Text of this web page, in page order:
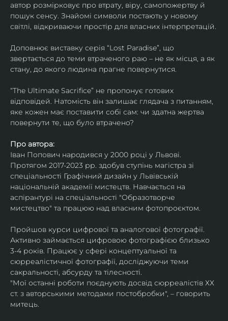
автор розмірковує про втрату, віру, самопожертву й
пошук сенсу. Знайомі символи постають у новому
світлі, відкриваючи простір для власних інтерпретацій.
Доповнює виставку серія “Lost Paradise”, що
звертається до теми втраченого раю – не як місця, а як
стану, до якого людина прагне повернутися.
“The Ultimate Sacrifice” не пропонує готових
відповідей. Натомість він залишає глядача з питанням,
яке кожен має поставити собі сам: чи здатна жертва
повернути те, що було втрачено?
Про автора:
Іван Попович народився у 2000 році у Львові.
Протягом 2017-2023 рр. здобув ступінь магістра зі
спеціальності Графічний дизайн у Львівській
національній академії мистецтв. Навчається на
аспірантурі на спеціальності "Образотворче
мистецтво" та працюю над власним фотопроєктом.
Пройшов курси цифрової та аналогової фотографії.
Активно займається цифровою фотографією близько
3-4 років. Працює у сфері концептуальної та
сюрреалістичної фотографії, досліджуючи теми
сакральності, абсурду та тілесності.
"Мої останні роботи поєднують досвід сюрреалістів ХХ
ст. з авторськими методами постобробки", – говорить
митець.